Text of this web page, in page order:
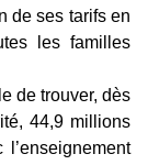
de ses tarifs en
les familles
de trouver, dès
44,9 millions